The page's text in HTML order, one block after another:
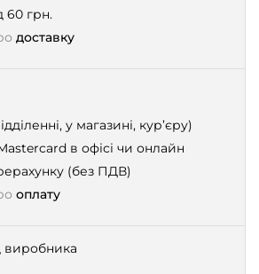
60 грн.
доставку
у магазині, кур’єру)
в офісі чи онлайн
(без ПДВ)
оплату
виробника